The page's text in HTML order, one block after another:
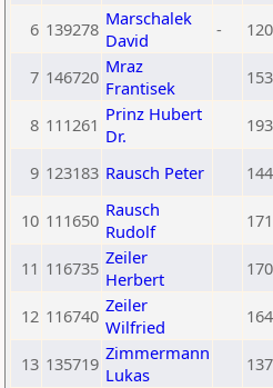
6 139278 Marschalek
David
-
7 146720 Mraz
Frantisek
8 111261 Prinz Hubert
Dr.
9 123183 Rausch Peter
10 111650 Rausch
Rudolf
11 116735 Zeiler
Herbert
12 116740 Zeiler
Wilfried
13 135719 Zimmermann
Lukas